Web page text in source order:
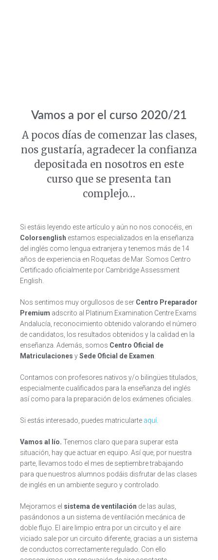
Vamos a por el curso 2020/21
A pocos días de comenzar las clases,
nos gustaría, agradecer la confianza
depositada en nosotros en este
curso que se presenta tan
complejo…
Si estáis leyendo este artículo y aún no nos conocéis, en
Colorsenglish estamos especializados en la enseñanza
del inglés como lengua extranjera y tenemos más de 14
años de experiencia en Roquetas de Mar. Somos Centro
Certificado oficialmente por Cambridge Assessment
English.
Nos sentimos muy orgullosos de ser Centro Preparador
Premium adscrito al Platinum Examination Centre Exams
Andalucía, reconocimiento obtenido valorando el número
de candidatos, los resultados obtenidos y la calidad en la
enseñanza. Además, somos Centro Oficial de
Matriculaciones ySede Oficial de Examen
Contamos con profesores nativos y/o bilingües titulados,
especialmente cualificados para la enseñanza del inglés
así como para la preparación de los exámenes oficiales.
Si estás interesado, puedes matricularte aquí
Vamos al lío. Tenemos claro que para superar esta
situación, hay que actuar en equipo. Así que, por nuestra
parte, llevamos todo el mes de septiembre trabajando
para que nuestros alumnos podáis disfrutar de las clases
de inglés en un ambiente seguro y controlado.
Mejoramos el sistema de ventilación de las aulas,
pasándonos a un sistema de ventilación mecánica de
doble flujo. El aire limpio entra por un circuito y el aire
viciado sale por un circuito diferente, gracias a un sistema
de conductos correctamente regulado. Con ello